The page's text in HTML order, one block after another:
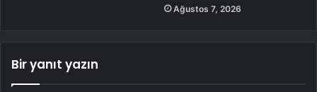
Ağustos 7, 2026
Bir yanıt yazın